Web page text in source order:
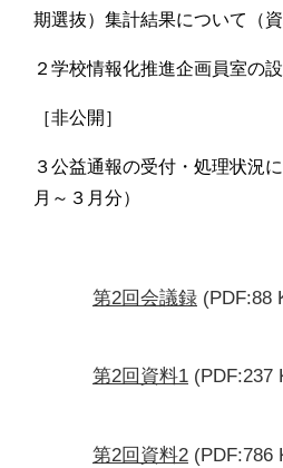
期選抜）集計結果について（資
２学校情報化推進企画員室の
［非公開］
３公益通報の受付・処理状況
月～３月分）
第2回会議録 (PDF:88
第2回資料1 (PDF:237
第2回資料2 (PDF:786